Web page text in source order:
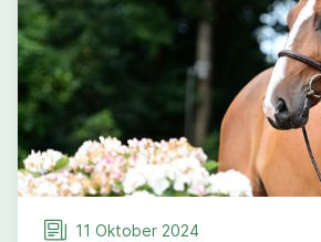
11 Oktober 2024